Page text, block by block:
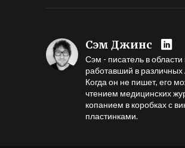
Сэм Джинс
Сэм - писатель в области
работавший в различных
Когда он не пишет, его
чтением медицинских
копанием в коробках с
пластинками.